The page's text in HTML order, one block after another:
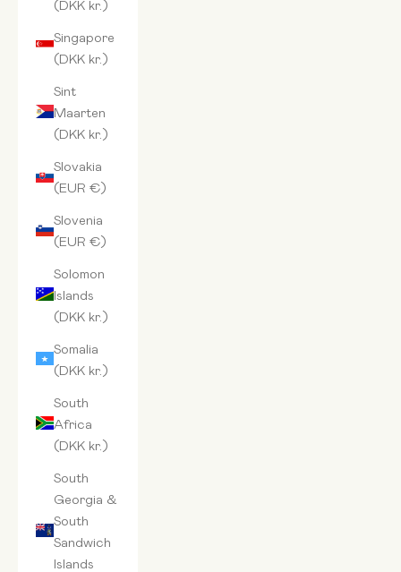
(DKK kr.)
Singapore
(DKK kr.)
Sint
Maarten
(DKK kr.)
Slovakia
(EUR €)
Slovenia
(EUR €)
Solomon
Islands
(DKK kr.)
Somalia
(DKK kr.)
South
Africa
(DKK kr.)
South
Georgia &
South
Sandwich
Islands